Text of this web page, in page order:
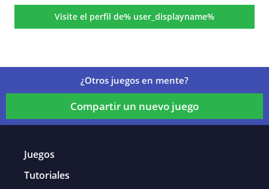
Visite el perfil de% user_displayname%
¿Otros juegos en mente?
Compartir un nuevo juego
Juegos
Tutoriales